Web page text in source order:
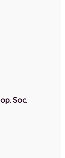
Soc.